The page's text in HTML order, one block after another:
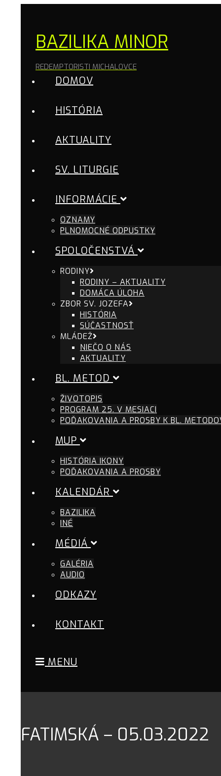
BAZILIKA MINOR
REDEMPTORISTI MICHALOVCE
DOMOV
HISTÓRIA
AKTUALITY
SV. LITURGIE
INFORMÁCIE
OZNAMY
PLNOMOCNÉ ODPUSTKY
SPOLOČENSTVÁ
RODINY
RODINY – AKTUALITY
DOMÁCA ÚLOHA
ZBOR SV. JOZEFA
HISTÓRIA
SÚČASTNOSŤ
MLÁDEŽ
NIEČO O NÁS
AKTUALITY
BL. METOD
ŽIVOTOPIS
PROGRAM 25. V MESIACI
POĎAKOVANIA A PROSBY K BL.
MUP
HISTÓRIA IKONY
POĎAKOVANIA A PROSBY
KALENDÁR
BAZILIKA
INÉ
MÉDIÁ
GALÉRIA
AUDIO
ODKAZY
KONTAKT
MENU
FATIMSKÁ – 05.03.2022